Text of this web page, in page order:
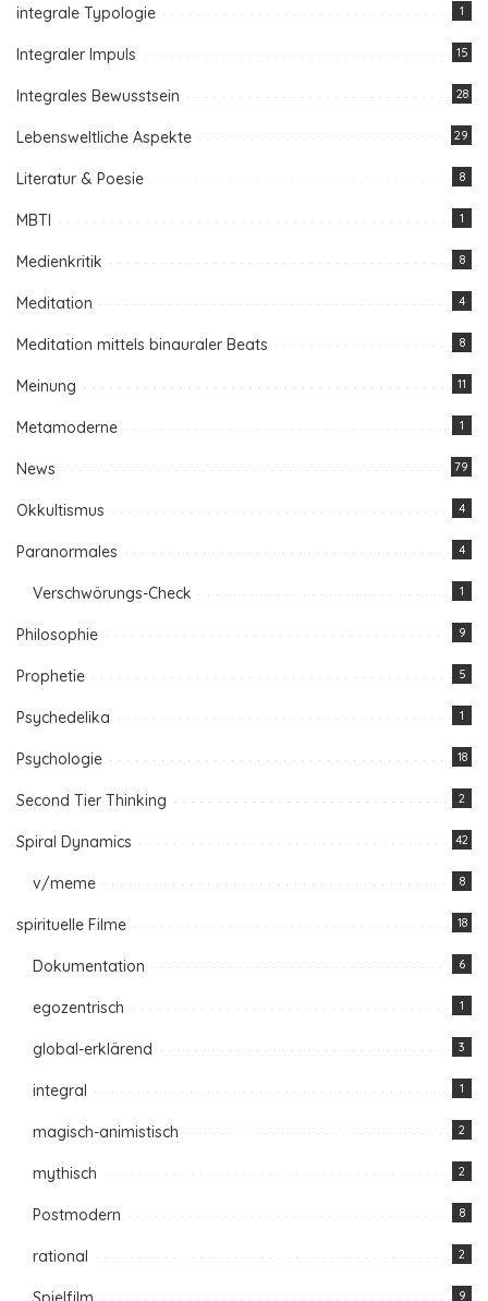
integrale Typologie 1
Integraler Impuls 15
Integrales Bewusstsein 28
Lebensweltliche Aspekte 29
Literatur & Poesie 8
MBTI 1
Medienkritik 8
Meditation 4
Meditation mittels binauraler Beats 8
Meinung 11
Metamoderne 1
News 79
Okkultismus 4
Paranormales 4
Verschwörungs-Check 1
Philosophie 9
Prophetie 5
Psychedelika 1
Psychologie 18
Second Tier Thinking 2
Spiral Dynamics 42
v/meme 8
spirituelle Filme 18
Dokumentation 6
egozentrisch 1
global-erklärend 3
integral 1
magisch-animistisch 2
mythisch 2
Postmodern 8
rational 2
9